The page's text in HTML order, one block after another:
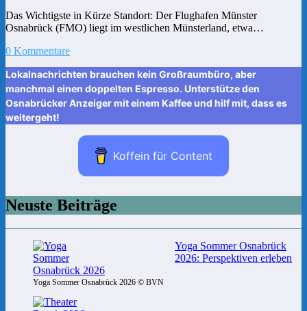
Das Wichtigste in Kürze Standort: Der Flughafen Münster
Osnabrück (FMO) liegt im westlichen Münsterland, etwa…
0 Kommentare
Lokalnachrichten brauchen kein Großraumbüro, aber
manchmal einen doppelten Espresso. Unterstütze den
Osnabrücker Anzeiger mit einem Kaffee und hilf mit, dass es
weitergeht!
Koffein für Content
Neuste Beiträge
Yoga Sommer Osnabrück 2026 © BVN
Yoga Sommer Osnabrück
2026: Perspektiven erleben